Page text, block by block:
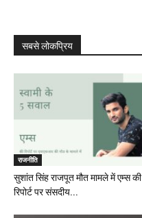
सबसे लोकप्रिय
राजनीति
सुशांत सिंह राजपूत मौत मामले में एम्स की
रिपोर्ट पर संसदीय...